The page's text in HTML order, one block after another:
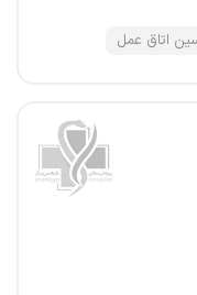
اتاق عمل